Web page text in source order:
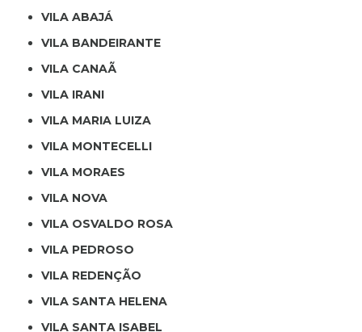
VILA ABAJÁ
VILA BANDEIRANTE
VILA CANAÃ
VILA IRANI
VILA MARIA LUIZA
VILA MONTECELLI
VILA MORAES
VILA NOVA
VILA OSVALDO ROSA
VILA PEDROSO
VILA REDENÇÃO
VILA SANTA HELENA
VILA SANTA ISABEL